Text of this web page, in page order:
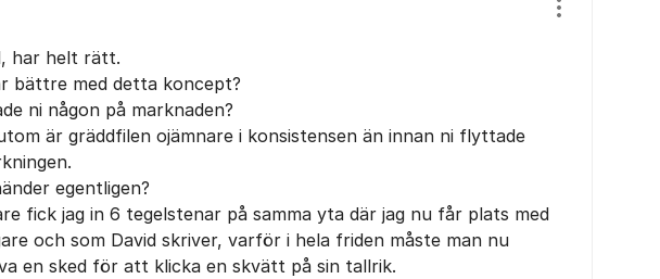
har helt rätt.
bättre med detta koncept?
ni någon på marknaden?
är gräddfilen ojämnare i konsistensen än innan ni flyttade
egentligen?
fick jag in 6 tegelstenar på samma yta där jag nu får plats med
och som David skriver, varför i hela friden måste man nu
en sked för att klicka en skvätt på sin tallrik.
Visa/dölj